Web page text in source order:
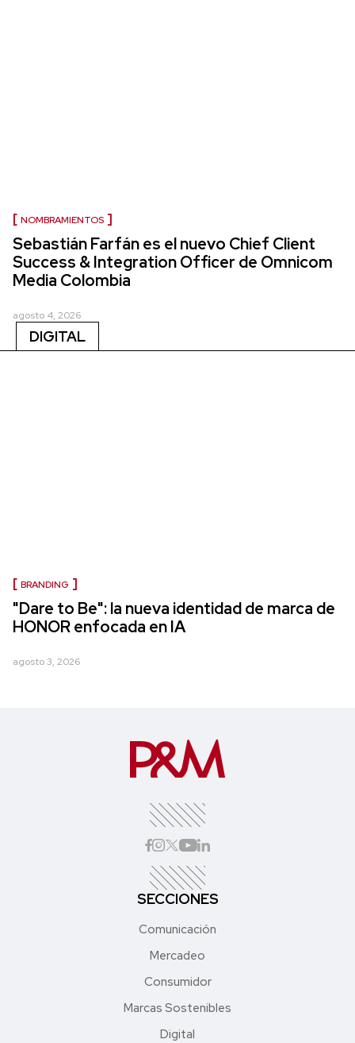
NOMBRAMIENTOS
Sebastián Farfán es el nuevo Chief Client
Success & Integration Officer de Omnicom
Media Colombia
agosto 4, 2026
DIGITAL
BRANDING
"Dare to Be": la nueva identidad de marca de
HONOR enfocada en IA
agosto 3, 2026
SECCIONES
Comunicación
Mercadeo
Consumidor
Marcas Sostenibles
Digital